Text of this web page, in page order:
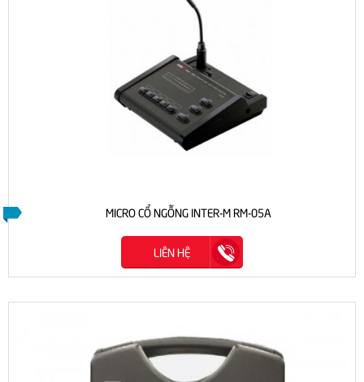
MICRO CỔ NGỖNG INTER-M RM-05A
LIÊN HỆ